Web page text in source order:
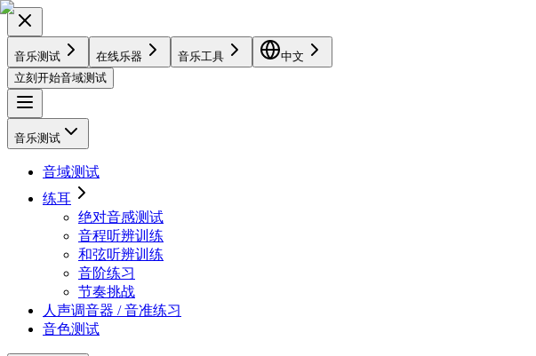
音乐测试 在线乐器 音乐工具
中文
立刻开始音域测试
音乐测试
音域测试
练耳
绝对音感测试
音程听辨训练
和弦听辨训练
音阶练习
节奏挑战
人声调音器 / 音准练习
音色测试